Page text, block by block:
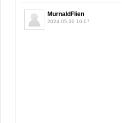
MurnaldFlien
2024.05.30 16:07